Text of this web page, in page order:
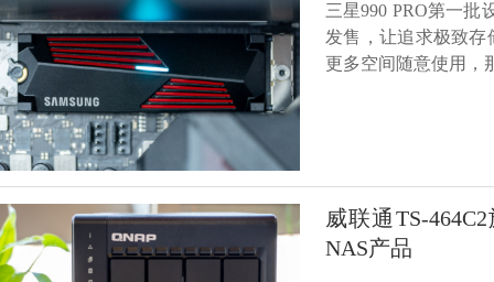
三星990 PRO第一批
发售，让追求极致
更多空间随意使用，
威联通TS-
NAS产品